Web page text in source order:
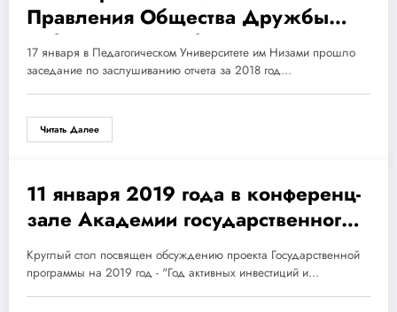
Правления Общества Дружбы
Узбекистан-Азербайджан.
17 января в Педагогическом Университете им Низами прошло
заседание по заслушиванию отчета за 2018 год…
Читать Далее
11.01.2019
11 января 2019 года в конференц-
зале Академии государственного
управления при Президенте
Республики Узбекистан прошел
Круглый стол
Круглый стол посвящен обсуждению проекта Государственной
программы на 2019 год - "Год активных инвестиций и…